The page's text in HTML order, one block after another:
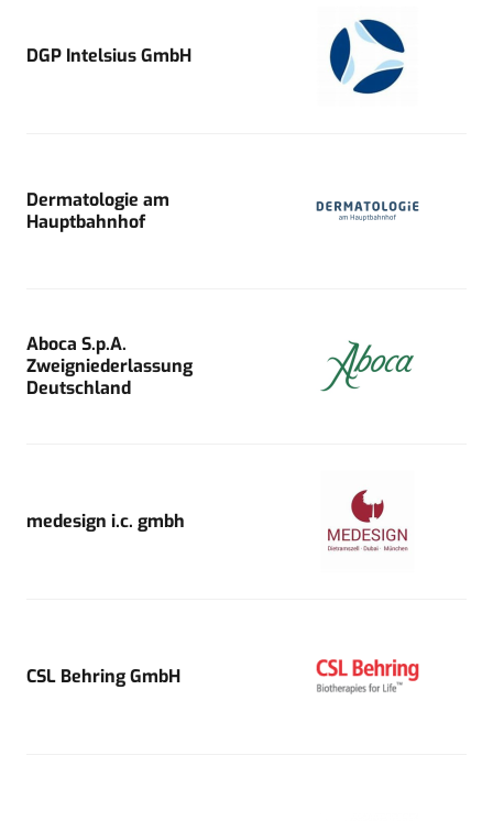
DGP Intelsius GmbH
Dermatologie am
Hauptbahnhof
Aboca S.p.A.
Zweigniederlassung
Deutschland
medesign i.c. gmbh
CSL Behring GmbH